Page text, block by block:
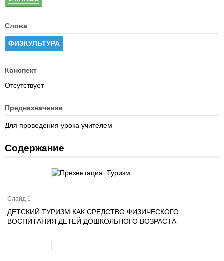
Слова
ФИЗКУЛЬТУРА
Конспект
Отсутствует
Предназначение
Для проведения урока учителем
Содержание
Слайд 1
ДЕТСКИЙ ТУРИЗМ КАК СРЕДСТВО ФИЗИЧЕСКОГО
ВОСПИТАНИЯ ДЕТЕЙ ДОШКОЛЬНОГО ВОЗРАСТА